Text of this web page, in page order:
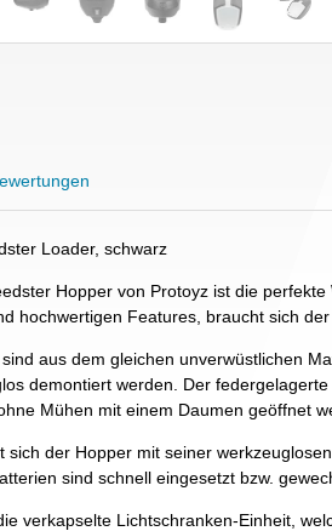
Loader, schwarz
Hopper von Protoyz ist die
hochwertigen Features, braucht sich
aus dem gleichen unverwüstlichen
demontiert werden. Der
Mühen mit einem Daumen geöffnet
sich der Hopper mit seiner
sind schnell eingesetzt bzw.
verkapselte Lichtschranken-Einheit,